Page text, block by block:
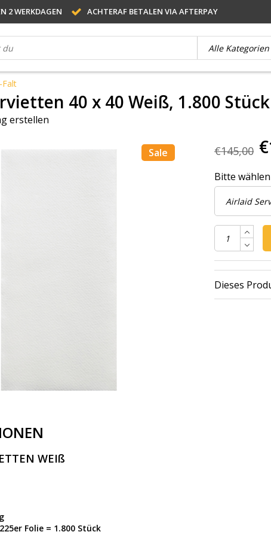
2 WERKDAGEN ACHTERAF BETALEN VIA AFTERPAY
Falt
40 x 40 Weiß, 1.800
erstellen
Sale €145,00
Bitte wählen
Dieses
WEIß
Folie = 1.800 Stück